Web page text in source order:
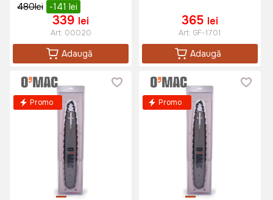
480lei -141 lei
339 lei
Art: 00020
Adaugă
365 lei
Art: GF-1701
Adaugă
Promo Promo